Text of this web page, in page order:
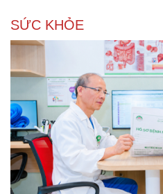
Văn hóa
Sân khấu - Điện ảnh
Văn học
SỨC KHỎE